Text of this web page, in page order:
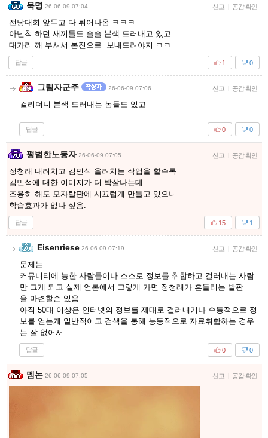
묵명 26-06-09 07:04 신고 | 공감 확인
전당대회 앞두고 다 튀어나옴 ㅋㅋㅋ
아닌척 하던 새끼들도 슬슬 본색 드러내고 있고
대가리 깨 부셔서 본진으로 보내드려야지 ㅋㅋ
답글 0
1
그림자군주 26-06-09 07:06 신고 | 공감 확인
걸리더니 본색 드러내는 놈들도 있고
답글 0
0
평범한노동자 26-06-09 07:05 신고 | 공감 확인
정청래 내려치고 김민석 올려치는 작업을 할수록
김민석에 대한 이미지가 더 박살나는데
조용히 해도 모자랄판에 시끄럽게 만들고 있으니
학습효과가 없나 싶음.
답글 1
15
Eisenriese 26-06-09 07:19 신고 | 공감 확인
문제는
커뮤니티에 능한 사람들이나 스스로 정보를 취합하고 걸러내는 사람
만 그게 되고 실제 언론에서 그렇게 가면 정청래가 흔들리는 발판
을 마련할순 있음
아직 50대 이상은 인터넷의 정보를 제대로 걸러내거나 수동적으로 정
보를 얻는게 일반적이고 검색을 통해 능동적으로 자료취합하는 경우
는 잘 없어서
답글 0
0
멤논 26-06-09 07:05 신고 | 공감 확인